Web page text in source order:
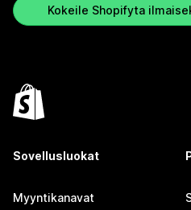
Kokeile Shopifyta
Sovellusluokat
Myyntikanavat